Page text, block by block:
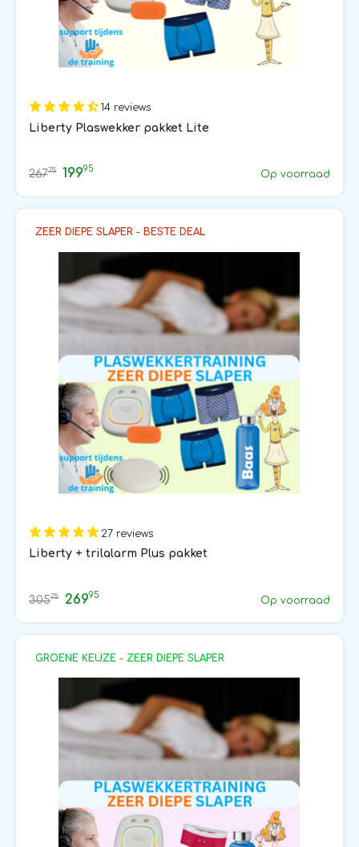
14 reviews
Liberty Plaswekker pakket Lite
26775 19995 Op voorraad
ZEER DIEPE SLAPER - BESTE DEAL
27 reviews
Liberty + trilalarm Plus pakket
30575 26995 Op voorraad
GROENE KEUZE - ZEER DIEPE SLAPER